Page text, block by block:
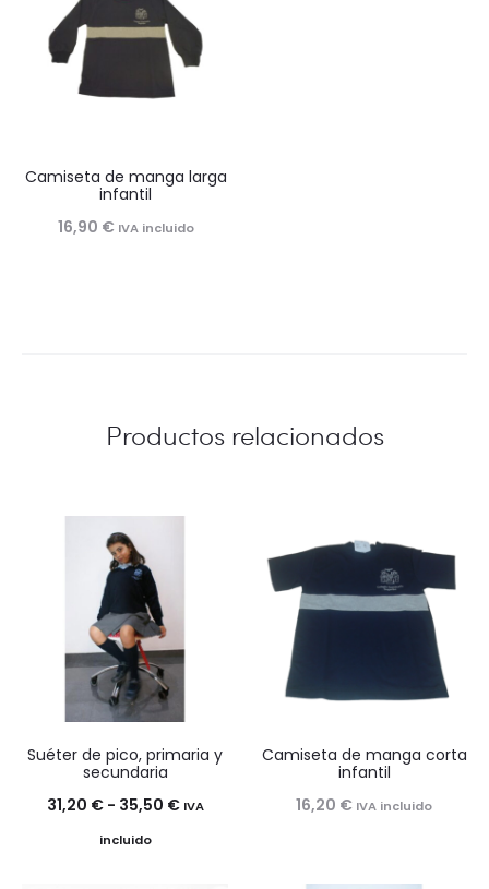
hasta
44,00 €
Camiseta de manga larga
infantil
16,90 € IVA incluido
Productos relacionados
Suéter de pico, primaria y
secundaria
31,20 € - 35,50 €Rango
IVA
incluido
Camiseta de manga corta
infantil
16,20 € IVA incluido